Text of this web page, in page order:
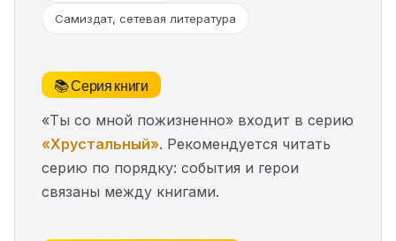
Самиздат, сетевая литература
📚 Серия книги
«Ты со мной пожизненно» входит в серию
«Хрустальный». Рекомендуется читать
серию по порядку: события и герои
связаны между книгами.